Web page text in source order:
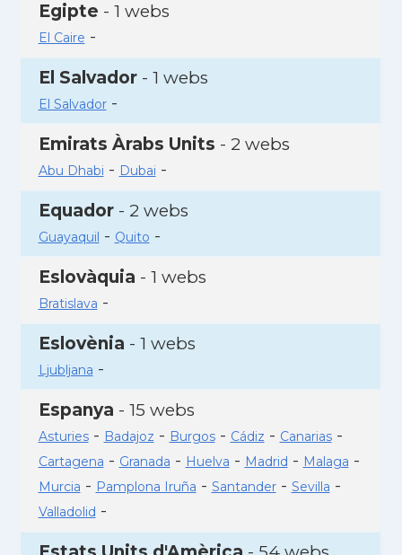
Egipte - 1 webs
El Caire -
El Salvador- 1 webs
El Salvador-
Emirats Àrabs Units - 2 webs
Abu Dhabi - Dubai -
Equador- 2 webs
Guayaquil - Quito -
Eslovàquia - 1 webs
Bratislava -
Eslovènia - 1 webs
Ljubljana -
Espanya - 15 webs
Asturies- Badajoz - Burgos- Cádiz - Canarias-
Cartagena - Granada - Huelva - Madrid - Malaga -
Murcia - Pamplona Iruña - Santander- Sevilla -
Valladolid -